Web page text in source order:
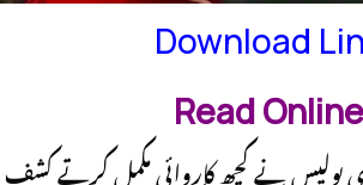
Download
Read Online
پولیس نے کچھ کاروائی مکمل کرتے کشف